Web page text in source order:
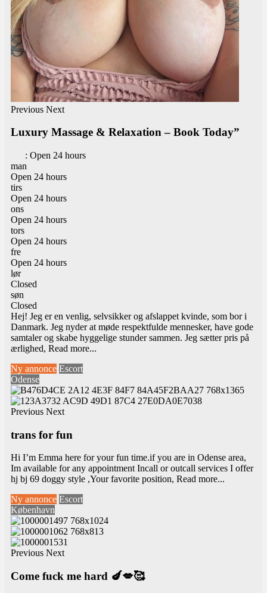
Previous Next
Luxury Massage & Relaxation – Book Today”
: Open 24 hours
man
Open 24 hours
tirs
Open 24 hours
ons
Open 24 hours
tors
Open 24 hours
fre
Open 24 hours
lør
Closed
søn
Closed
Hej! Jeg er en venlig, selvsikker og afslappet kvinde, som bor i
Danmark. Jeg nyder at møde respektfulde mennesker, have gode
samtaler og skabe hyggelige stunder sammen. Jeg sætter pris på
ærlighed, Read more...
Ny annonce Escort
Odense
Previous Next
trans for fun
Hi I’m Emma here for your fun time.if you are in Odense area,
Im available for any appointment Incall or outcall services I offer
hj bj 69 doggy style ,Your favorite position, Read more...
Ny annonce Escort
København
Previous Next
Come fuck me hard 🍆💋🥰